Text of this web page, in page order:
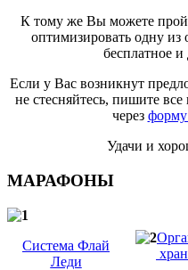
К тому же Вы можете
оптимизировать одну
бесплатное
Если у Вас возникнут
не стесняйтесь, пишите
через форму
Удачи и
МАРАФОНЫ
Система Флай
Леди